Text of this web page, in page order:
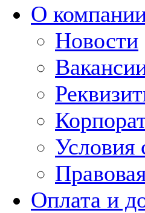
О
Новости
Условия
Оплата и